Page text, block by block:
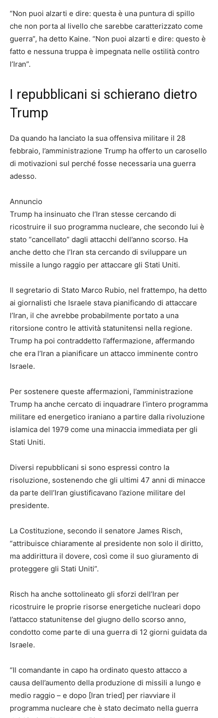
“Non puoi alzarti e dire: questa è una puntura di spillo
che non porta al livello che sarebbe caratterizzato come
guerra”, ha detto Kaine. “Non puoi alzarti e dire: questo è
fatto e nessuna truppa è impegnata nelle ostilità contro
l’Iran”.
I repubblicani si schierano dietro
Trump
Da quando ha lanciato la sua offensiva militare il 28
febbraio, l’amministrazione Trump ha offerto un carosello
di motivazioni sul perché fosse necessaria una guerra
adesso.
Annuncio
Trump ha insinuato che l’Iran stesse cercando di
ricostruire il suo programma nucleare, che secondo lui è
stato “cancellato” dagli attacchi dell’anno scorso. Ha
anche detto che l’Iran sta cercando di sviluppare un
missile a lungo raggio per attaccare gli Stati Uniti.
Il segretario di Stato Marco Rubio, nel frattempo, ha detto
ai giornalisti che Israele stava pianificando di attaccare
l’Iran, il che avrebbe probabilmente portato a una
ritorsione contro le attività statunitensi nella regione.
Trump ha poi contraddetto l’affermazione, affermando
che era l’Iran a pianificare un attacco imminente contro
Israele.
Per sostenere queste affermazioni, l’amministrazione
Trump ha anche cercato di inquadrare l’intero programma
militare ed energetico iraniano a partire dalla rivoluzione
islamica del 1979 come una minaccia immediata per gli
Stati Uniti.
Diversi repubblicani si sono espressi contro la
risoluzione, sostenendo che gli ultimi 47 anni di minacce
da parte dell’Iran giustificavano l’azione militare del
presidente.
La Costituzione, secondo il senatore James Risch,
“attribuisce chiaramente al presidente non solo il diritto,
ma addirittura il dovere, così come il suo giuramento di
proteggere gli Stati Uniti”.
Risch ha anche sottolineato gli sforzi dell’Iran per
ricostruire le proprie risorse energetiche nucleari dopo
l’attacco statunitense del giugno dello scorso anno,
condotto come parte di una guerra di 12 giorni guidata da
Israele.
“Il comandante in capo ha ordinato questo attacco a
causa dell’aumento della produzione di missili a lungo e
medio raggio – e dopo [Iran tried] per riavviare il
programma nucleare che è stato decimato nella guerra